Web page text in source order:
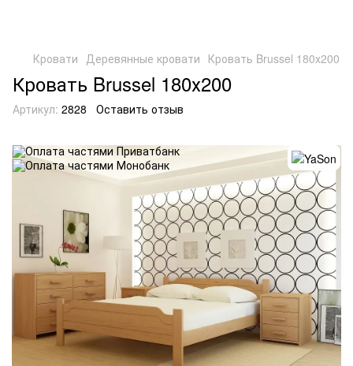
Кровати Деревянные кровати Кровать Brussel 180х200
Кровать Brussel 180х200
Артикул: 2828 Оставить отзыв